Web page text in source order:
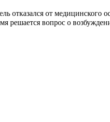
отказался от медицинского
решается вопрос о